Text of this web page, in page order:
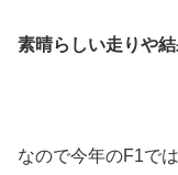
素晴らしい走りや
なので今年のF1では